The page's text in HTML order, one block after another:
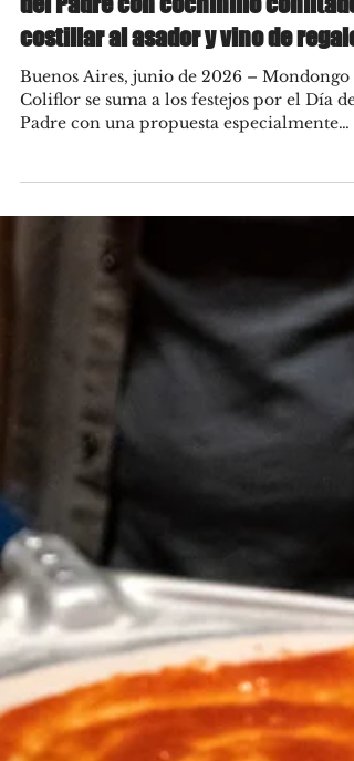
Mondongo & Coliflor celebra el Día
del Padre con cochinillo confitado,
costillar al asador y vino de regalo
Buenos Aires, junio de 2026 – Mondongo
Padre con una propuesta especialmente
la tradicional cantina de Parque
incorporará por única vez dos
preparaciones fuera de carta que rinden
homenaje a algunas de las recetas más
emblemáticas de la cocina argentina: un
cochinillo confitado en su jugo de cocción,
acompañado de boniato y papas acordeón,